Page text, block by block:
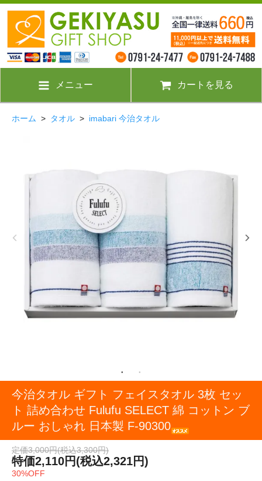
メニュー カートを見る
ホーム > タオル > imabari 今治タオル
今治タオル ギフト フェイスタオル 3枚 セッ
ト 詰め合わせ Fulufu SELECT 綿 コットン ブ
ルー おしゃれ 日本製 F-90300
定価3,000円(税込3,300円)
特価2,110円(税込2,321円)
30%OFF